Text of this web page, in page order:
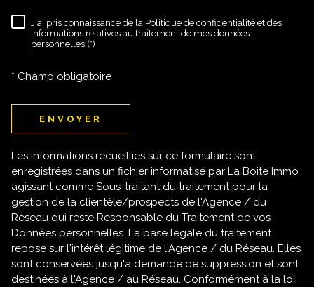
RÈGLEMENTATION
J'ai pris connaissance de la Politique de confidentialité et des
informations relatives au traitement de mes données
personnelles (*)
* Champ obligatoire
ENVOYER
Les informations recueillies sur ce formulaire sont
enregistrées dans un fichier informatisé par La Boite Immo
agissant comme Sous-traitant du traitement pour la
gestion de la clientèle/prospects de l'Agence / du
Réseau qui reste Responsable du Traitement de vos
Données personnelles. La base légale du traitement
repose sur l'intérêt légitime de l'Agence / du Réseau. Elles
sont conservées jusqu'à demande de suppression et sont
destinées à l'Agence / au Réseau. Conformément à la loi